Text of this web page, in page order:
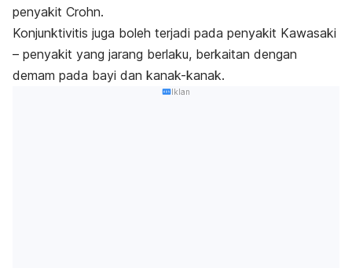
penyakit Crohn.
Konjunktivitis juga boleh terjadi pada penyakit Kawasaki
– penyakit yang jarang berlaku, berkaitan dengan
demam pada bayi dan kanak-kanak.
Iklan